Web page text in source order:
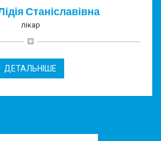
Станіславівна
лікар
ДЕТАЛЬНІШЕ